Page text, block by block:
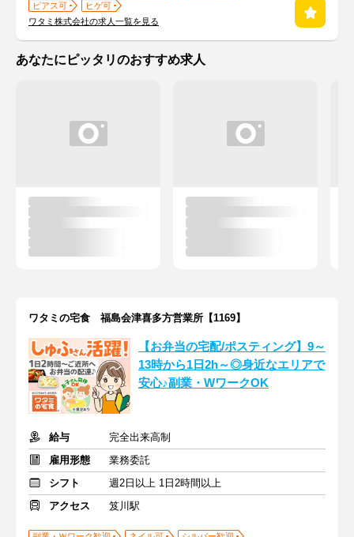
ピアス可
ヒゲ可
ワタミ株式会社の求人一覧を見る
あなたにピッタリのおすすめ求人
ワタミの宅食 福島会津喜多方営業所【1169】
【お弁当の宅配/ポスティング】9～
13時から1日2h～◎身近なエリアで
安心♪副業・WワークOK
給与
完全出来高制
雇用形態
業務委託
シフト
週2日以上 1日2時間以上
アクセス
笈川駅